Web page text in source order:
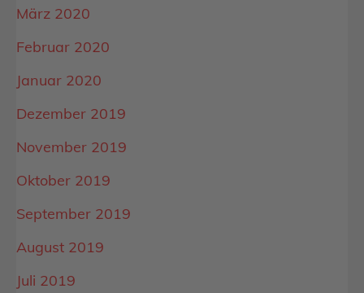
März 2020
Februar 2020
Januar 2020
Dezember 2019
November 2019
Oktober 2019
September 2019
August 2019
Juli 2019